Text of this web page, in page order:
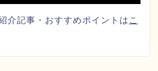
介記事・おすすめポイントは こ